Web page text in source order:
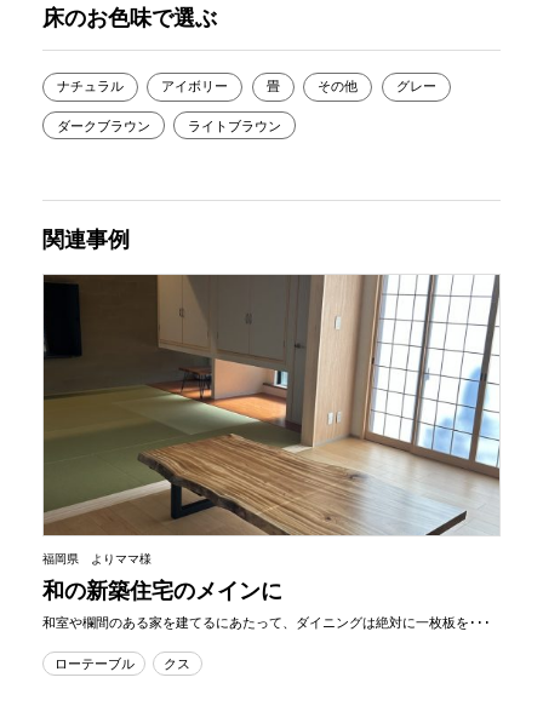
床のお色味で選ぶ
ナチュラル アイボリー 畳 その他 グレー
ダークブラウン ライトブラウン
関連事例
福岡県 よりママ様
和の新築住宅のメインに
和室や欄間のある家を建てるにあたって、ダイニングは絶対に一枚板を･･･
ローテーブル クス